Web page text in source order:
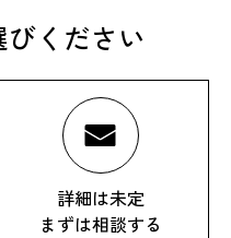
ください
詳細は未定
まずは相談する